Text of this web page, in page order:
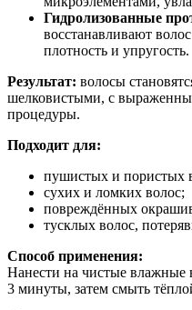
Гидролизованные
восстанавливают
плотность и упругость.
Результат: волосы
шелковистыми, с
процедуры.
Подходит для:
пушистых и пористых
сухих и ломких волос;
повреждённых
тусклых волос,
Способ применения:
Нанести на чистые влажные
3 минуты, затем смыть